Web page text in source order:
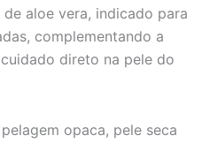
aloe vera, indicado para
complementando a
direto na pele do
opaca, pele seca